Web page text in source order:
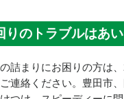
りのトラブルはあ
詰まりにお困りの方は
連絡ください。豊田市